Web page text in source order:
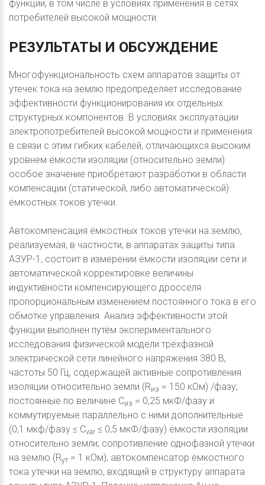
функции, в том числе в условиях применения в сетях
потребителей высокой мощности.
РЕЗУЛЬТАТЫ И ОБСУЖДЕНИЕ
Многофункциональность схем аппаратов защиты от
утечек тока на землю предопределяет исследование
эффективности функционирования их отдельных
структурных компонентов. В условиях эксплуатации
электропотребителей высокой мощности и применения
в связи с этим гибких кабелей, отличающихся высоким
уровнем ёмкости изоляции (относительно земли)
особое значение приобретают разработки в области
компенсации (статической, либо автоматической)
ёмкостных токов утечки.
Автокомпенсация ёмкостных токов утечки на землю,
реализуемая, в частности, в аппаратах защиты типа
АЗУР-1, состоит в измерении ёмкости изоляции сети и
автоматической корректировке величины
индуктивности компенсирующего дросселя
пропорциональным изменением постоянного тока в его
обмотке управления. Анализ эффективности этой
функции выполнен путём экспериментального
исследования физической модели трёхфазной
электрической сети линейного напряжения 380 В,
частоты 50 Гц, содержащей активные сопротивления
изоляции относительно земли (Rиз = 150 кОм) /фазу;
постоянные по величине Сиз = 0,25 мкФ/фазу и
коммутируемые параллельно с ними дополнительные
(0,1 мкф/фазу ≤ Сvar ≤ 0,5 мкФ/фазу) ёмкости изоляции
относительно земли; сопротивление однофазной утечки
на землю (Rут = 1 кОм); автокомпенсатор ёмкостного
тока утечки на землю, входящий в структуру аппарата